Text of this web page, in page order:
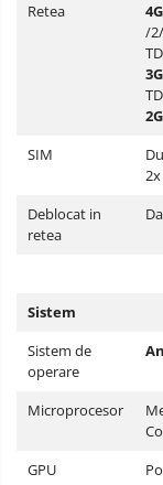
Retea
/
SIM
Deblocat in
retea
Da
Sistem
Sistem de
operare
Microprocesor
GPU